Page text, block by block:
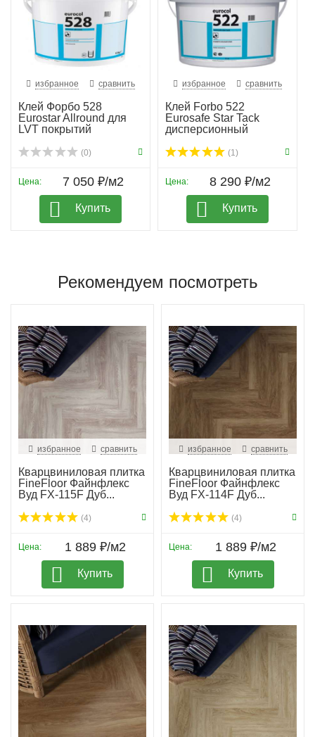
избранное сравнить
Клей Форбо 528
Eurostar Allround для
LVT покрытий
(0)
Цена: 7 050 ₽/м2
Купить
избранное сравнить
Клей Forbo 522
Eurosafe Star Tack
дисперсионный
(1)
Цена: 8 290 ₽/м2
Купить
Рекомендуем посмотреть
избранное сравнить
Кварцвиниловая плитка
FineFloor Файнфлекс
Вуд FX-115F Дуб...
(4)
Цена: 1 889 ₽/м2
Купить
избранное сравнить
Кварцвиниловая плитка
FineFloor Файнфлекс
Вуд FX-114F Дуб...
(4)
Цена: 1 889 ₽/м2
Купить